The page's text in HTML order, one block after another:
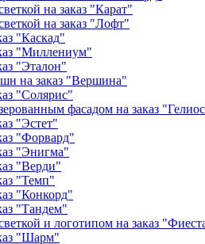
на заказ "Карат"
на заказ "Лофт"
"Каскад"
"Миллениум"
"Эталон"
на заказ "Вершина"
"Солярис"
фасадом на заказ
"Эстет"
"Форвард"
"Энигма"
"Верди"
"Темп"
"Конкорд"
"Тандем"
и логотипом на заказ
"Шарм"